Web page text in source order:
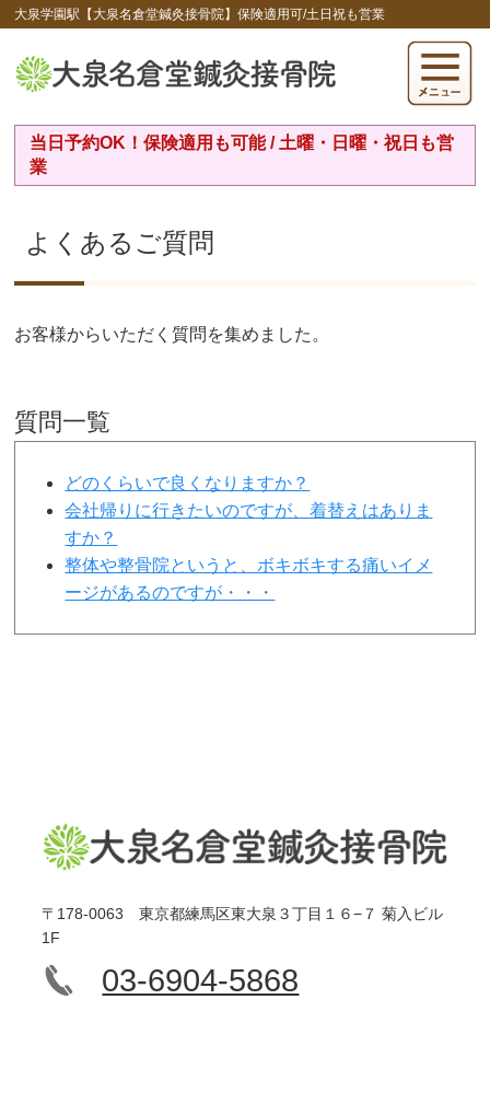
大泉学園駅【大泉名倉堂鍼灸接骨院】保険適用可/土日祝も営業
当日予約OK！保険適用も可能 / 土曜・日曜・祝日も営
業
よくあるご質問
お客様からいただく質問を集めました。
質問一覧
どのくらいで良くなりますか？
会社帰りに行きたいのですが、着替えはありま
すか？
整体や整骨院というと、ボキボキする痛いイメ
ージがあるのですが・・・
〒178-0063 東京都練馬区東大泉３丁目１６−７ 菊入ビル
1F
03-6904-5868